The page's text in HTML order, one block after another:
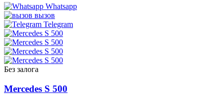
Whatsapp
вызов
Telegram
Без залога
Mercedes S 500